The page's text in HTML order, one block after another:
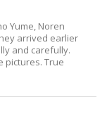
Yume, Noren
arrived earlier
and carefully.
pictures. True